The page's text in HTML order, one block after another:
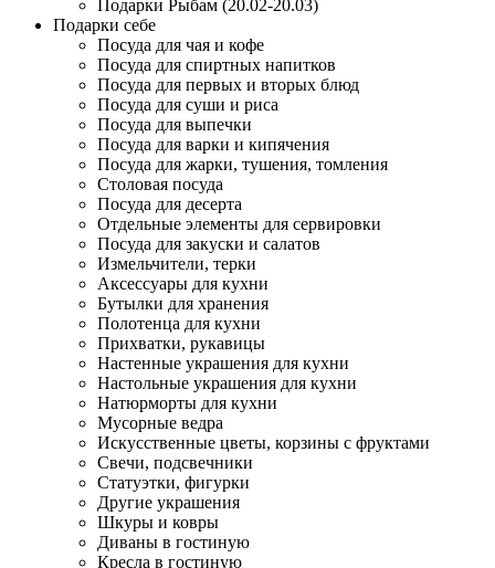
Подарки Рыбам (20.02-20.03)
Подарки себе
Посуда для чая и кофе
Посуда для спиртных напитков
Посуда для первых и вторых блюд
Посуда для суши и риса
Посуда для выпечки
Посуда для варки и кипячения
Посуда для жарки, тушения, томления
Столовая посуда
Посуда для десерта
Отдельные элементы для сервировки
Посуда для закуски и салатов
Измельчители, терки
Аксессуары для кухни
Бутылки для хранения
Полотенца для кухни
Прихватки, рукавицы
Настенные украшения для кухни
Настольные украшения для кухни
Натюрморты для кухни
Мусорные ведра
Искусственные цветы, корзины с фруктами
Свечи, подсвечники
Статуэтки, фигурки
Другие украшения
Шкуры и ковры
Диваны в гостиную
Кресла в гостиную